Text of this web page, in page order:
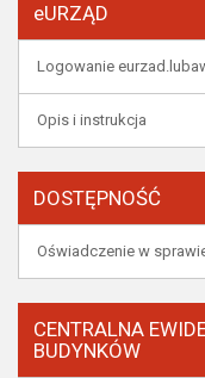
eURZĄD
Logowanie
Opis i instrukcja
DOSTĘPNOŚĆ
Oświadczenie w
CENTRALNA
BUDYNKÓW